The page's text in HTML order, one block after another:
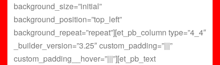
background_size=”initial”
background_position=”top_left”
background_repeat=”repeat”][et_pb_column type=”4_4″
_builder_version=”3.25″ custom_padding=”|||”
custom_padding__hover=”|||”][et_pb_text